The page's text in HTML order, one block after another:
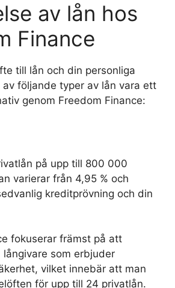
av lån hos
Finance
till lån och din personliga
av följande typer av lån vara ett
genom Freedom Finance:
på upp till 800 000
varierar från 4,95 % och
kreditprövning och din
fokuserar främst på att
som erbjuder
vilket innebär att man
för upp till 24 privatlån.